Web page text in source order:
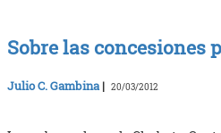
Sobre las concesiones
Julio C. Gambina | 20/03/2012